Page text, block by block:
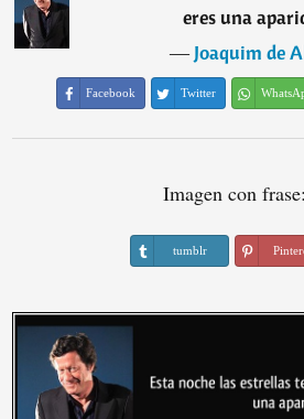
eres una
―Joaquim de
Facebook Twitter
Imagen con frase:
tumblr